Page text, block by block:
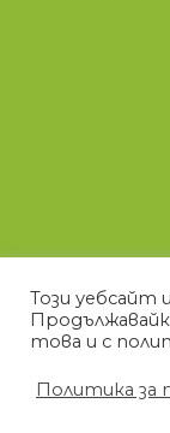
Този уебсайт
това и с
Политика за